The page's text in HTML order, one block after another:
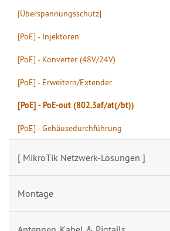
[Überspannungsschutz]
[PoE] - Injektoren
[PoE] - Konverter (48V/24V)
[PoE] - Erweitern/Extender
[PoE] - PoE-out (802.3af/at(/bt))
[PoE] - Gehäusedurchführung
[ MikroTik Netzwerk-Lösungen ]
Montage